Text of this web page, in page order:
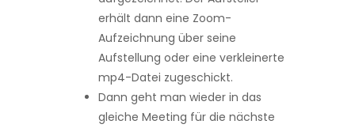
erhält dann eine Zoom-
Aufzeichnung über seine
Aufstellung oder eine verkleinerte
mp4-Datei zugeschickt.
Dann geht man wieder in das
gleiche Meeting für die nächste